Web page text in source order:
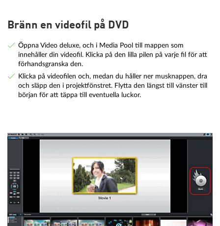
Bränn en videofil på DVD
Öppna Video deluxe, och i Media Pool till mappen som
innehåller din videofil. Klicka på den lilla pilen på varje fil för att
förhandsgranska den.
Klicka på videofilen och, medan du håller ner musknappen, dra
och släpp den i projektfönstret. Flytta den längst till vänster till
början för att täppa till eventuella luckor.